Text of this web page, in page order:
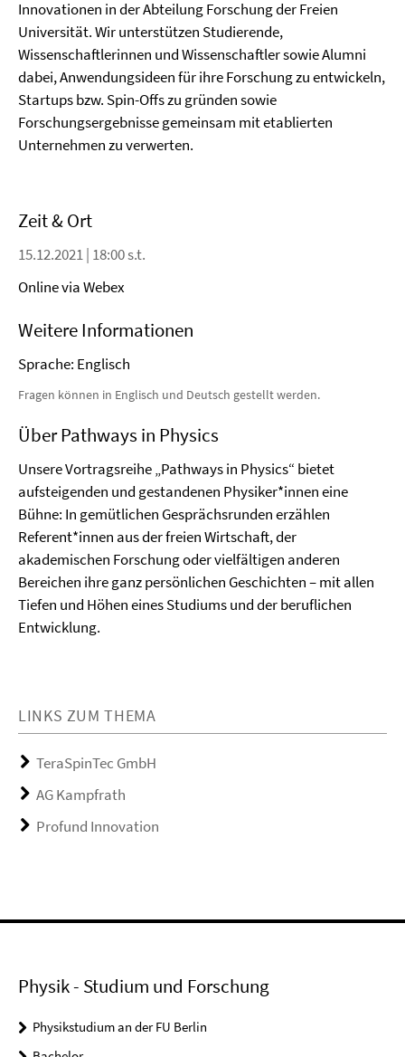
Innovationen in der Abteilung Forschung der Freien
Universität. Wir unterstützen Studierende,
Wissenschaftlerinnen und Wissenschaftler sowie Alumni
dabei, Anwendungsideen für ihre Forschung zu entwickeln,
Startups bzw. Spin-Offs zu gründen sowie
Forschungsergebnisse gemeinsam mit etablierten
Unternehmen zu verwerten.
Zeit & Ort
15.12.2021 | 18:00 s.t.
Online via Webex
Weitere Informationen
Sprache: Englisch
Fragen können in Englisch und Deutsch gestellt werden.
Über Pathways in Physics
Unsere Vortragsreihe „Pathways in Physics“ bietet
aufsteigenden und gestandenen Physiker*innen eine
Bühne: In gemütlichen Gesprächsrunden erzählen
Referent*innen aus der freien Wirtschaft, der
akademischen Forschung oder vielfältigen anderen
Bereichen ihre ganz persönlichen Geschichten – mit allen
Tiefen und Höhen eines Studiums und der beruflichen
Entwicklung.
LINKS ZUM THEMA
TeraSpinTec GmbH
AG Kampfrath
Profund Innovation
Physik - Studium und Forschung
Physikstudium an der FU Berlin